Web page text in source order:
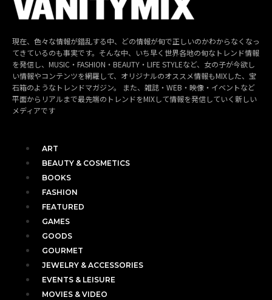
現在、色々な情報が錯乱する中、どの情報が旬で正しいのかわからなくなっ
てきているのも事実です。そんな中、いち早く世界各地の旬なトレンド情報
を発信し、MUSIC・FASHION・BEAUTY・LIFE STYLEなど、女の子が今欲し
い情報やコンテンツを網羅して、オリジナルのオススメ情報もMIXした、宝
石箱のようなトレンドマガジン。 また、雑誌・WEB・映像・イベントなど
平面からリアルまで最先端のトレンドをMIXして情報を発信していく新しい
メディアです
ART
BEAUTY & COSMETICS
BOOKS
FASHION
FEATURED
GAMES
GOODS
GOURMET
JEWELRY & ACCESSORIES
EVENTS & LEISURE
MOVIES & VIDEO